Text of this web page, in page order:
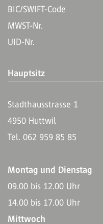
BIC/SWIFT-Code
MWST-Nr.
UID-Nr.
Hauptsitz
Stadthausstrasse 1
4950 Huttwil
Tel. 062 959 85 85
Montag und Dienstag
09.00 bis 12.00 Uhr
14.00 bis 17.00 Uhr
Mittwoch